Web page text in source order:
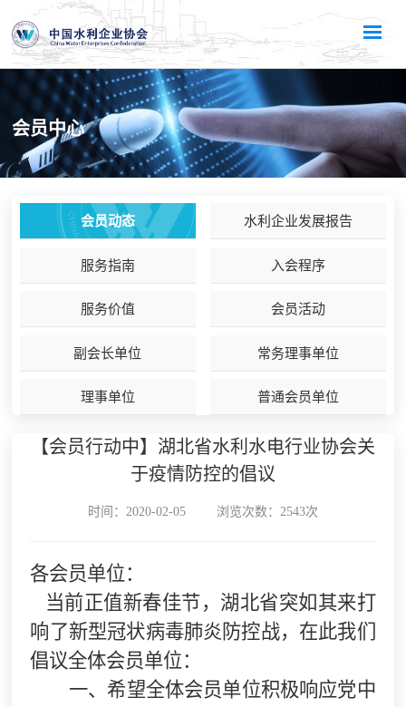
会员中心
会员动态 水利企业发展报告
服务指南 入会程序
服务价值 会员活动
副会长单位 常务理事单位
理事单位 普通会员单位
【会员行动中】湖北省水利水电行业协会关
于疫情防控的倡议
时间：2020-02-05 浏览次数：2543次
各会员单位：
当前正值新春佳节，湖北省突如其来打
响了新型冠状病毒肺炎防控战，在此我们
倡议全体会员单位：
一、 希望全体会员单位积极响应党中